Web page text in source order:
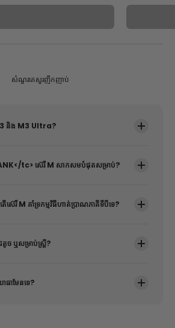
សំណួរគេសួរញឹកញាប់
M3 និង M3 Ultra?
tc> ស៊េរី M សាកសមបំផុតសម្រាប់?
េរី M គាំទ្រកម្មវិធីហាត់ប្រាណភាគីទីបីទេ?
ច ឬសម្រាប់ស្ត្រី?
ធា​មែន​ទេ?